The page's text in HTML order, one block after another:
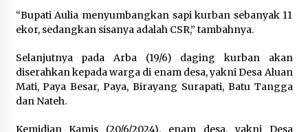
“Bupati Aulia menyumbangkan sapi kurban sebanyak 11
ekor, sedangkan sisanya adalah CSR,” tambahnya.
Selanjutnya pada Arba (19/6) daging kurban akan
diserahkan kepada warga di enam desa, yakni Desa Aluan
Mati, Paya Besar, Paya, Birayang Surapati, Batu Tangga
dan Nateh.